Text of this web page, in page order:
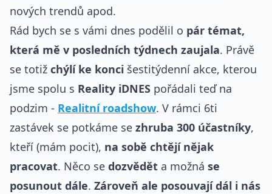
nových trendů apod.
Rád bych se s vámi dnes podělil o pár témat,
která mě v posledních týdnech zaujala. Právě
se totiž chýlí ke konci šestitýdenní akce, kterou
jsme spolu s Reality iDNES pořádali teď na
podzim - Realitní roadshow. V rámci 6ti
zastávek se potkáme se zhruba 300 účastníky,
kteří (mám pocit), na sobě chtějí nějak
pracovat. Něco se dozvědět a možná se
posunout dále. Zároveň ale posouvají dál i nás